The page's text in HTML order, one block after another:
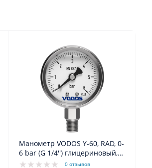
Манометр VODOS Y-60, RAD, 0-
6 bar (G 1/4'') глицериновый, в
нержавеющем корпусе
0 отзывов